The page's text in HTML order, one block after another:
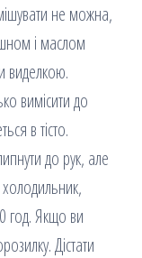
не можна,
і маслом
виделкою.
вимісити до
в тісто.
до рук, але
год. Якщо ви
Дістати